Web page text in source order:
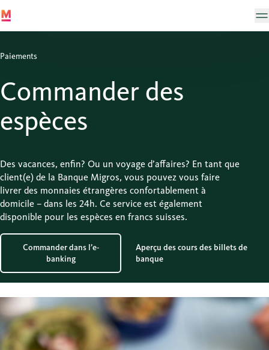
Paiements
Commander des
espèces
Des vacances, enfin? Ou un voyage d’affaires? En tant que
client(e) de la Banque Migros, vous pouvez vous faire
livrer des monnaies étrangères confortablement à
domicile – dans les 24h. Ce service est également
disponible pour les espèces en francs suisses.
Commander dans l’e-
banking
Aperçu des cours des billets de
banque